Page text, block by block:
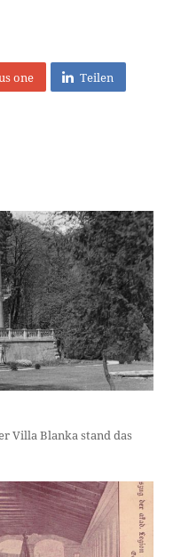
one Teilen
Villa Blanka stand das